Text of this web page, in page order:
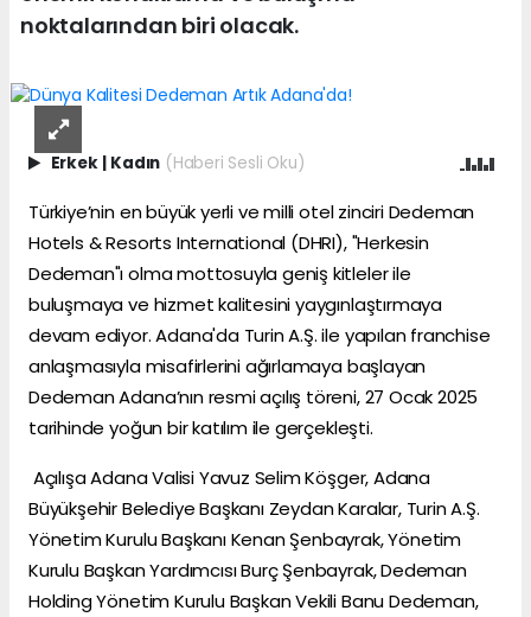
noktalarından biri olacak.
Erkek | Kadın (Haberi Sesli Oku)
Türkiye’nin en büyük yerli ve milli otel zinciri Dedeman
Hotels & Resorts International (DHRI), "Herkesin
Dedeman"ı olma mottosuyla geniş kitleler ile
buluşmaya ve hizmet kalitesini yaygınlaştırmaya
devam ediyor. Adana'da Turin A.Ş. ile yapılan franchise
anlaşmasıyla misafirlerini ağırlamaya başlayan
Dedeman Adana’nın resmi açılış töreni, 27 Ocak 2025
tarihinde yoğun bir katılım ile gerçekleşti.
Açılışa Adana Valisi Yavuz Selim Köşger, Adana
Büyükşehir Belediye Başkanı Zeydan Karalar, Turin A.Ş.
Yönetim Kurulu Başkanı Kenan Şenbayrak, Yönetim
Kurulu Başkan Yardımcısı Burç Şenbayrak, Dedeman
Holding Yönetim Kurulu Başkan Vekili Banu Dedeman,